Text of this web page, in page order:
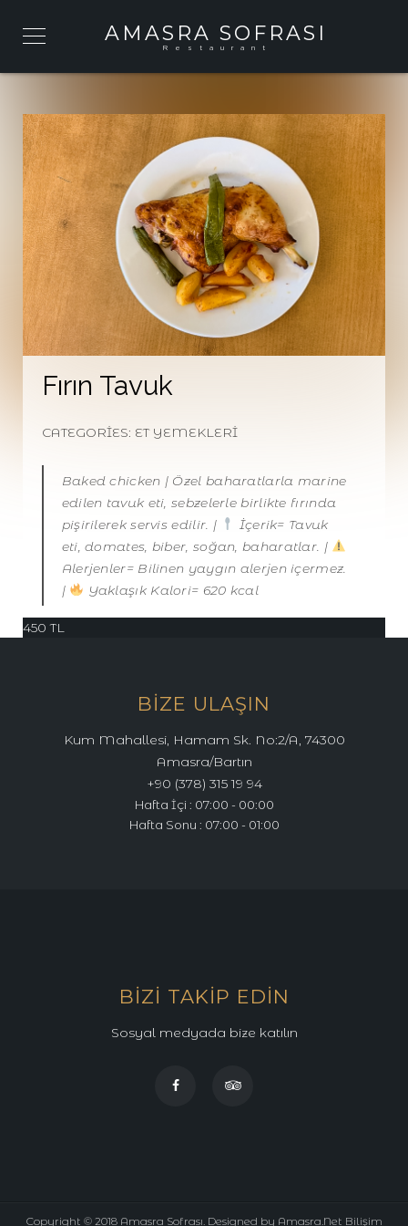
AMASRA SOFRASI
Restaurant
Fırın Tavuk
CATEGORIES: ET YEMEKLERI
Baked chicken | Özel baharatlarla marine
edilen tavuk eti, sebzelerle birlikte fırında
pişirilerek servis edilir. |
İçerik= Tavuk
eti, domates, biber, soğan, baharatlar. |
Alerjenler= Bilinen yaygın alerjen içermez.
|
Yaklaşık Kalori= 620 kcal
450TL
BIZE ULAŞIN
Kum Mahallesi, Hamam Sk. No:2/A, 74300
Amasra/Bartın
+90 (378) 315 19 94
Hafta İçi : 07:00 - 00:00
Hafta Sonu : 07:00 - 01:00
BIZI TAKIP EDIN
Sosyal medyada bize katılın
Copyright © 2018 Amasra Sofrası. Designed by Amasra.Net Bilişim